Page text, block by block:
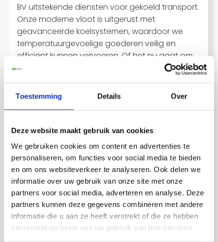
Toestemming Details Over
Deze website maakt gebruik van cookies
We gebruiken cookies om content en advertenties te
personaliseren, om functies voor social media te bieden
en om ons websiteverkeer te analyseren. Ook delen we
informatie over uw gebruik van onze site met onze
partners voor social media, adverteren en analyse. Deze
partners kunnen deze gegevens combineren met andere
informatie die u aan ze heeft verstrekt of die ze hebben
verzameld op basis van uw gebruik van hun services.
BV uitstekende diensten voor gekoeld transport.
Onze moderne vloot is uitgerust met
geavanceerde koelsystemen, waardoor we
temperatuurgevoelige goederen veilig en
efficiënt kunnen vervoeren. Of het nu gaat om
voedingsmiddelen, medicijnen of andere
delicate producten, wij zorgen ervoor dat uw
vracht op de juiste temperatuur blijft tijdens het
hele transport.
Ontdek onze gekoelde
transportoplossingen
Ontdek waarom
bedrijven kiezen voor
ATS Transport BV
ATS Transport BV onderscheidt zich als